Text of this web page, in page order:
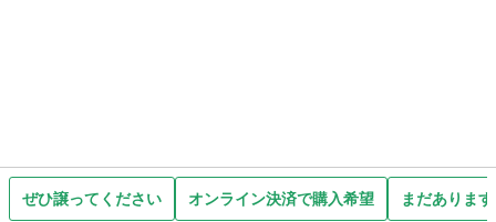
ぜひ譲ってください オンライン決済で購入希望 まだありま